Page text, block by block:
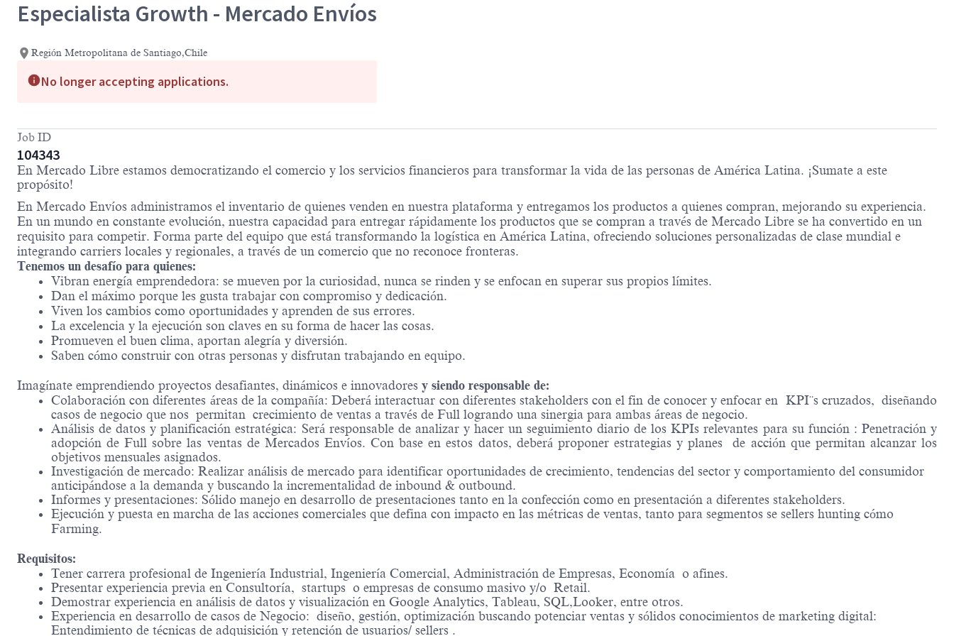
Especialista Growth - Mercado Envíos
Región Metropolitana de Santiago,Chile
No longer accepting applications.
Job ID
104343
En Mercado Libre estamos democratizando el comercio y los servicios financieros para transformar la vida de las personas de América Latina. ¡Sumate a este
propósito!
En Mercado Envíos administramos el inventario de quienes venden en nuestra plataforma y entregamos los productos a quienes compran, mejorando su experiencia.
En un mundo en constante evolución, nuestra capacidad para entregar rápidamente los productos que se compran a través de Mercado Libre se ha convertido en un
requisito para competir. Forma parte del equipo que está transformando la logística en América Latina, ofreciendo soluciones personalizadas de clase mundial e
integrando carriers locales y regionales, a través de un comercio que no reconoce fronteras.
Tenemos un desafío para quienes:
Vibran energía emprendedora: se mueven por la curiosidad, nunca se rinden y se enfocan en superar sus propios límites.
Dan el máximo porque les gusta trabajar con compromiso y dedicación.
Viven los cambios como oportunidades y aprenden de sus errores.
La excelencia y la ejecución son claves en su forma de hacer las cosas.
Promueven el buen clima, aportan alegría y diversión.
Saben cómo construir con otras personas y disfrutan trabajando en equipo.
Imagínate emprendiendo proyectos desafiantes, dinámicos e innovadores y siendo responsable de:
Colaboración con diferentes áreas de la compañía: Deberá interactuar con diferentes stakeholders con el fin de conocer y enfocar en KPI¨s cruzados, diseñando
casos de negocio que nos permitan crecimiento de ventas a través de Full logrando una sinergia para ambas áreas de negocio.
Análisis de datos y planificación estratégica: Será responsable de analizar y hacer un seguimiento diario de los KPIs relevantes para su función : Penetración y
adopción de Full sobre las ventas de Mercados Envíos. Con base en estos datos, deberá proponer estrategias y planes de acción que permitan alcanzar los
objetivos mensuales asignados.
Investigación de mercado: Realizar análisis de mercado para identificar oportunidades de crecimiento, tendencias del sector y comportamiento del consumidor
anticipándose a la demanda y buscando la incrementalidad de inbound & outbound.
Informes y presentaciones: Sólido manejo en desarrollo de presentaciones tanto en la confección como en presentación a diferentes stakeholders.
Ejecución y puesta en marcha de las acciones comerciales que defina con impacto en las métricas de ventas, tanto para segmentos se sellers hunting cómo
Farming.
Requisitos:
Tener carrera profesional de Ingeniería Industrial, Ingeniería Comercial, Administración de Empresas, Economía o afines.
Presentar experiencia previa en Consultoría, startups o empresas de consumo masivo y/o Retail.
Demostrar experiencia en análisis de datos y visualización en Google Analytics, Tableau, SQL,Looker, entre otros.
Experiencia en desarrollo de casos de Negocio: diseño, gestión, optimización buscando potenciar ventas y sólidos conocimientos de marketing digital:
Entendimiento de técnicas de adquisición y retención de usuarios/ sellers .